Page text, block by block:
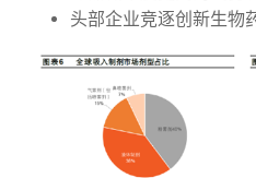
头部企业竞逐创新生物